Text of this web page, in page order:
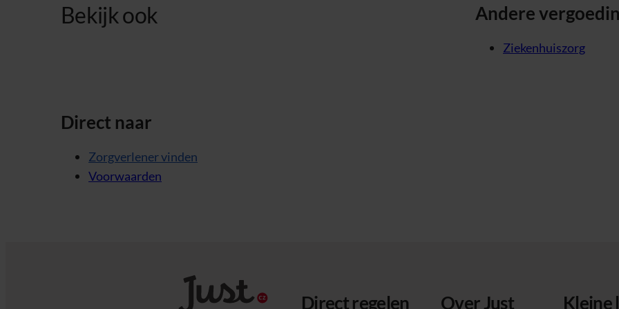
Bekijk ook Andere
Ziekenhuiszorg
Direct naar
Zorgverlener vinden
Voorwaarden
Direct regelen Over Just Kleine